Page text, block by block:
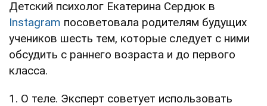
Детский психолог Екатерина Сердюк в
Instagram посоветовала родителям будущих
учеников шесть тем, которые следует с ними
обсудить с раннего возраста и до первого
класса.
1. О теле. Эксперт советует использовать